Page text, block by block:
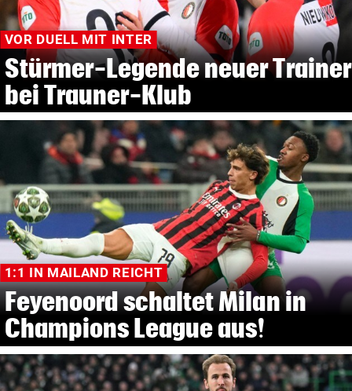
VOR DUELL MIT INTER
Stürmer-Legende neuer Trainer
bei Trauner-Klub
1:1 IN MAILAND REICHT
Feyenoord schaltet Milan in
Champions League aus!